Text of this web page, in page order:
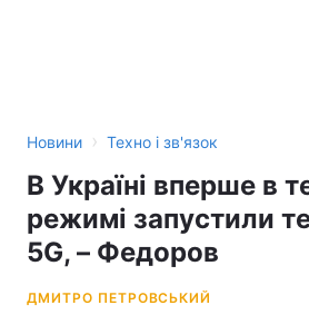
Новини › Техно і зв'язок
В Україні вперше в
режимі запустили
5G, – Федоров
ДМИТРО ПЕТРОВСЬКИЙ